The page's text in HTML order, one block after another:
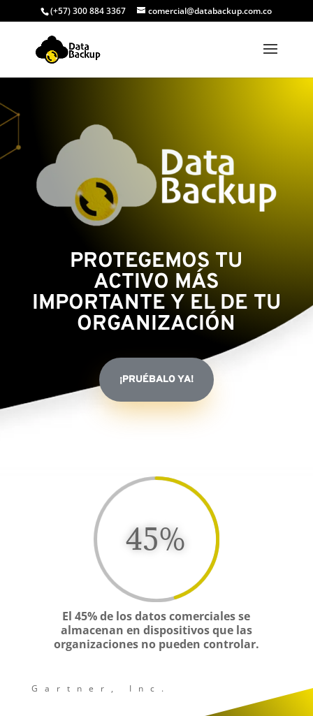
(+57) 300 884 3367 comercial@databackup.com.co
PROTEGEMOS TU
ACTIVO MÁS
IMPORTANTE Y EL DE TU
ORGANIZACIÓN
¡PRUÉBALO YA!
45%
El 45% de los datos comerciales se
almacenan en dispositivos que las
organizaciones no pueden controlar.
Gartner, Inc.